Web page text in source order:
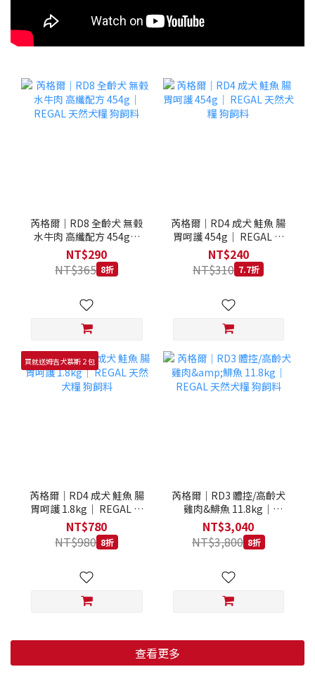
芮格爾｜RD8 全齡犬 無榖
水牛肉 高纖配方 454g｜
REGAL 天然犬糧 狗飼料
NT$290
NT$365 8折
芮格爾｜RD4 成犬 鮭魚 腸
胃呵護 454g｜ REGAL 天
然犬糧 狗飼料
NT$240
NT$310 7.7折
買就送姆吉犬慕斯２包
芮格爾｜RD4 成犬 鮭魚 腸
胃呵護 1.8kg｜ REGAL 天
然犬糧 狗飼料
NT$780
NT$980 8折
芮格爾｜RD3 體控/高齡犬
雞肉&鯡魚 11.8kg｜
REGAL 天然犬糧 狗飼料
NT$3,040
NT$3,800 8折
查看更多